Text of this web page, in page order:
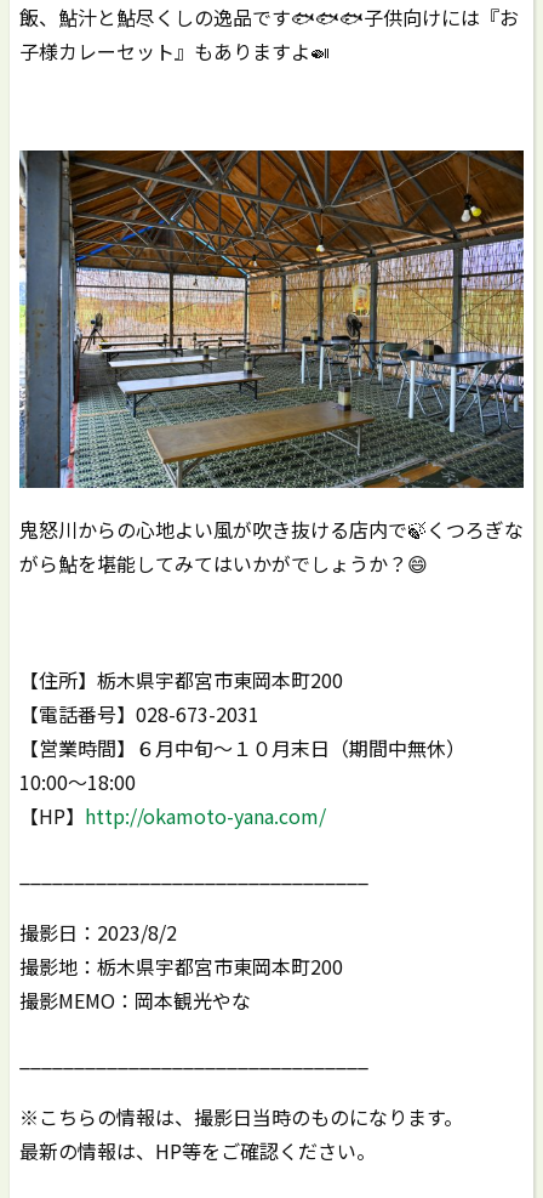
飯、鮎汁と鮎尽くしの逸品です🐟🐟🐟子供向けには『お
子様カレーセット』もありますよ🍛
鬼怒川からの心地よい風が吹き抜ける店内で🍃くつろぎな
がら鮎を堪能してみてはいかがでしょうか？😄
【住所】栃木県宇都宮市東岡本町200
【電話番号】028-673-2031
【営業時間】６月中旬～１０月末日（期間中無休）
10:00～18:00
【HP】 http://okamoto-yana.com/
撮影日：2023/8/2
撮影地：栃木県宇都宮市東岡本町200
撮影MEMO：岡本観光やな
※こちらの情報は、撮影日当時のものになります。
最新の情報は、HP等をご確認ください。